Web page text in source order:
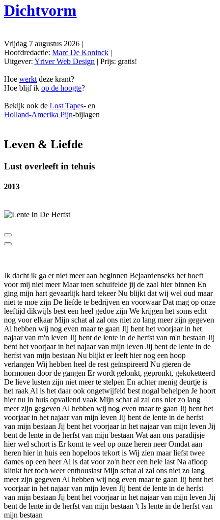
Vrijdag 7 augustus 2026 |
Hoofdredactie: Marc De Koninck |
Uitgever: Yriver Web Design | Prijs: gratis!
Hoe werkt deze krant?
Hoe blijf ik op de hoogte?
Bekijk ook de Lost Tapes- en
Holland-Amerika Pijn-bijlagen
Leven & Liefde
Lust overleeft in tehuis
2013
Ik dacht ik ga er niet meer aan beginnen Bejaardenseks het hoeft
voor mij niet meer Maar toen schuifelde jij de zaal hier binnen En
ging mijn hart gevaarlijk hard tekeer Nu blijkt dat wij wel oud maar
niet te moe zijn De liefde te bedrijven en voorwaar Dat mag op onze
leeftijd dikwijls best een heel gedoe zijn We krijgen het soms echt
nog voor elkaar Mijn schat al zal ons niet zo lang meer zijn gegeven
Al hebben wij nog even maar te gaan Jij bent het voorjaar in het
najaar van m'n leven Jij bent de lente in de herfst van m'n bestaan Jij
bent het voorjaar in het najaar van mijn leven Jij bent de lente in de
herfst van mijn bestaan Nu blijkt er leeft hier nog een hoop
verlangen Wij hebben heel de rest geïnspireerd Nu gieren de
hormonen door de gangen Er wordt gelonkt, gepronkt, gekoketteerd
De lieve lusten zijn niet meer te stelpen En achter menig deurtje is
het raak Al is het daar ook ongetwijfeld best nogal behelpen Je hoort
hier nu in huis opvallend vaak Mijn schat al zal ons niet zo lang
meer zijn gegeven Al hebben wij nog even maar te gaan Jij bent het
voorjaar in het najaar van mijn leven Jij bent de lente in de herfst
van mijn bestaan Jij bent het voorjaar in het najaar van mijn leven Jij
bent de lente in de herfst van mijn bestaan Wat aan ons paradijsje
hier wel schort is Er komt te veel op onze heren neer Omdat aan
heren hier in huis een hopeloos tekort is Wij zien maar liefst twee
dames op een heer Al is dat voor zo'n heer een hele last Na afloop
klinkt het toch weer enthousiast Mijn schat al zal ons niet zo lang
meer zijn gegeven Al hebben wij nog even maar te gaan Jij bent het
voorjaar in het najaar van mijn leven Jij bent de lente in de herfst
van mijn bestaan Jij bent het voorjaar in het najaar van mijn leven Jij
bent de lente in de herfst van mijn bestaan 't Is lente in de herfst van
mijn bestaan